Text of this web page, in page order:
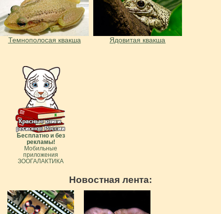
Темнополосая квакша Ядовитая квакша
Бесплатно и без
рекламы!
Мобильные
приложения
ЗООГАЛАКТИКА
Новостная лента: